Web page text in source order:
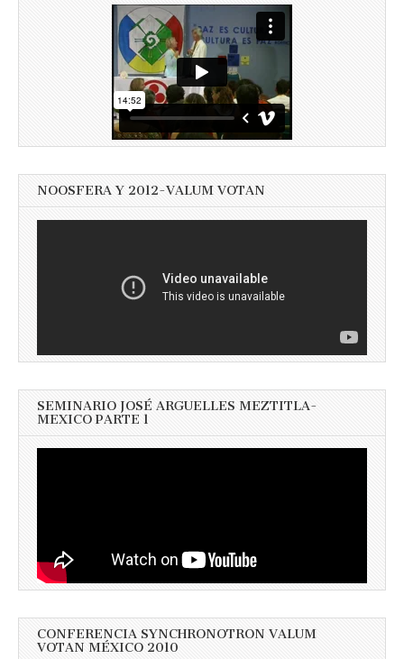
NOOSFERA Y 2012-VALUM VOTAN
SEMINARIO JOSÉ ARGUELLES MEZTITLA-
MEXICO PARTE 1
CONFERENCIA SYNCHRONOTRON VALUM
VOTAN MÉXICO 2010